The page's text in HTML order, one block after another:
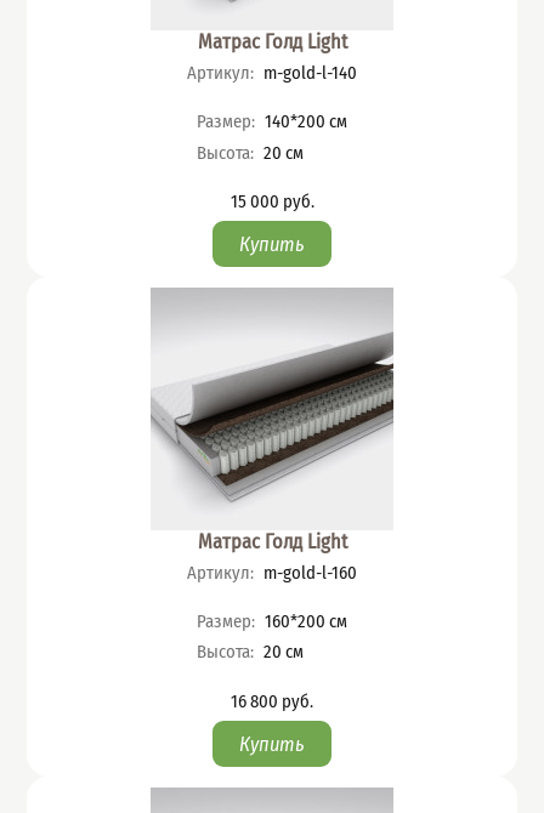
Матрас Голд Light
Артикул: m-gold-l-140
Характеристики
Размер: 140*200 см
Высота: 20 см
Цена
15 000 руб.
Матрас Голд Light
Артикул: m-gold-l-160
Характеристики
Размер: 160*200 см
Высота: 20 см
Цена
16 800 руб.